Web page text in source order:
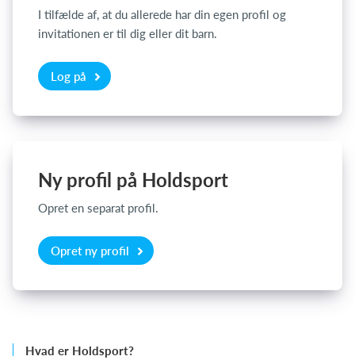
I tilfælde af, at du allerede har din egen profil og
invitationen er til dig eller dit barn.
Log på
Ny profil på Holdsport
Opret en separat profil.
Opret ny profil
Hvad er Holdsport?